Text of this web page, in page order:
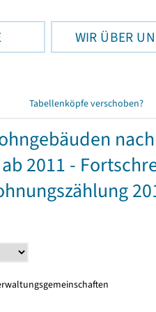
WIR ÜBER
Tabellenköpfe verschoben?
2011 -